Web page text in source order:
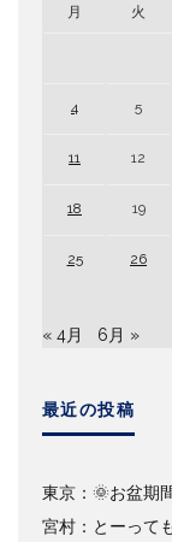
月 火
4 5
11 12
18 19
25 26
« 4月 6月 »
最近の投稿
東京：🌞お盆期
宮村：とーって